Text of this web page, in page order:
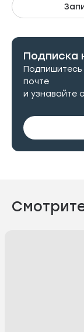
Подписка
почте
и узнавайте